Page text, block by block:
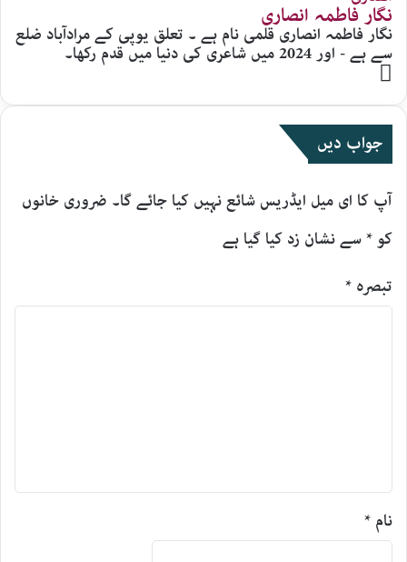
نگار فاطمہ انصاری
نگار فاطمہ انصاری قلمی نام ہے ۔ تعلق یوپی کے مرادآباد ضلع
سے ہے - اور 2024 میں شاعری کی دنیا میں قدم رکھا۔
Website
جواب دیں
آپ کا ای میل ایڈریس شائع نہیں کیا جائے گا۔ ضروری خانوں
کو *سے نشان زد کیا گیا ہے
تبصرہ *
نام *